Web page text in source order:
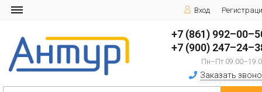
Вход
+7 (861)
+7 (900)
Пн–Пт
Заказать